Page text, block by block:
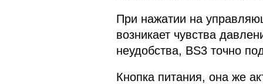
При нажатии на
возникает чувства
неудобства, BS3 точно
Кнопка питания, она же